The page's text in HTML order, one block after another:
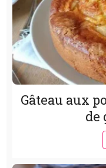
Gâteau aux
de